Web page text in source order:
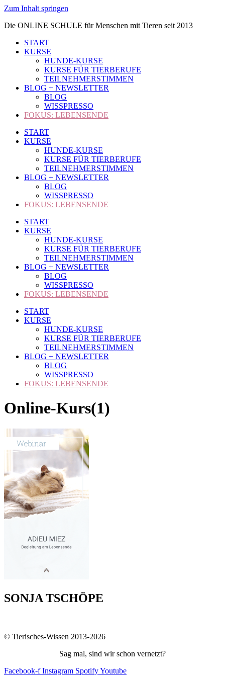
Zum Inhalt springen
Die ONLINE SCHULE für Menschen mit Tieren seit 2013
START
KURSE
HUNDE-KURSE
KURSE FÜR TIERBERUFE
TEILNEHMERSTIMMEN
BLOG + NEWSLETTER
BLOG
WISSPRESSO
FOKUS: LEBENSENDE
START
KURSE
HUNDE-KURSE
KURSE FÜR TIERBERUFE
TEILNEHMERSTIMMEN
BLOG + NEWSLETTER
BLOG
WISSPRESSO
FOKUS: LEBENSENDE
START
KURSE
HUNDE-KURSE
KURSE FÜR TIERBERUFE
TEILNEHMERSTIMMEN
BLOG + NEWSLETTER
BLOG
WISSPRESSO
FOKUS: LEBENSENDE
START
KURSE
HUNDE-KURSE
KURSE FÜR TIERBERUFE
TEILNEHMERSTIMMEN
BLOG + NEWSLETTER
BLOG
WISSPRESSO
FOKUS: LEBENSENDE
Online-Kurs(1)
SONJA TSCHÖPE
© Tierisches-Wissen 2013-2026
Sag mal, sind wir schon vernetzt?
Facebook-f Instagram SpotifyYoutube